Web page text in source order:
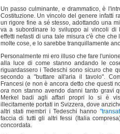
Un passo culminante, e drammatico, è
Costituzione. Un vincolo del genere infatti
un rigore fine a sé stesso, adottando una
va a subordinare lo sviluppo ai vincoli di
effetti nefasti di una tale misura c'è che
molte cose, e lo sarebbe tranquillamente
Personalmente mi ero illuso che fare
alla luce di come stanno andando le
riguardassero i Tedeschi sono sicuro che
secondo a "buttare all'aria il tavolo".
Francesi (e non è ancora detto che questi
oranon stanno avendo danni tanto gravi
Merkel badi agli affari propri lo si è
illecitamente portati in Svizzera, dove
altri stati membri i Tedeschi hanno
faccia di tutti gli altri fessi (Italia
concordata.